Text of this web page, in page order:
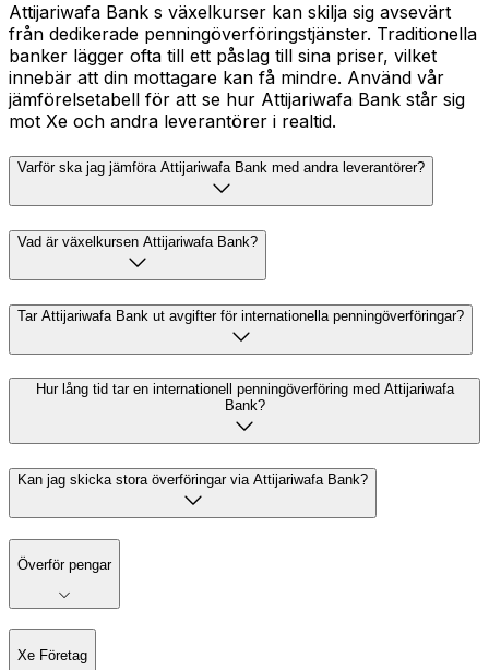
Attijariwafa Bank s växelkurser kan skilja sig avsevärt
från dedikerade penningöverföringstjänster. Traditionella
banker lägger ofta till ett påslag till sina priser, vilket
innebär att din mottagare kan få mindre. Använd vår
jämförelsetabell för att se hur Attijariwafa Bank står sig
mot Xe och andra leverantörer i realtid.
Varför ska jag jämföra Attijariwafa Bank med andra leverantörer?
Vad är växelkursen Attijariwafa Bank?
Tar Attijariwafa Bank ut avgifter för internationella penningöverföringar?
Hur lång tid tar en internationell penningöverföring med Attijariwafa
Bank?
Kan jag skicka stora överföringar via Attijariwafa Bank?
Överför pengar
Xe Företag